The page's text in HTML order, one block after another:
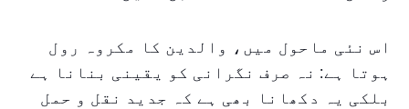
اس نئی ماحول میں، والدین کا مکروہ رول
ہوتا ہے: نہ صرف نگرانی کو یقینی بنانا ہے
بلکی یہ دکھانا بھی ہے کہ جدید نقل و حمل